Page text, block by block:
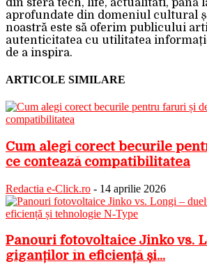
din sfera tech, life, actualitati, până
aprofundate din domeniul cultural
noastră este să oferim publicului
autenticitatea cu utilitatea
de a inspira.
ARTICOLE SIMILARE
Cum alegi corect becurile
ce contează compatibilitatea
Redactia e-Click.ro - 14 aprilie 2026
Panouri fotovoltaice Jinko vs.
giganților în eficiență și...